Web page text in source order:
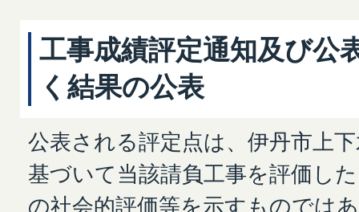
工事成績評定通知及び公
く結果の公表
公表される評定点は、伊丹市上
基づいて当該請負工事を評価し
の社会的評価等を示すものでは